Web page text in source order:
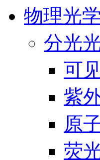
物理光
分光
可
紫
原
荧